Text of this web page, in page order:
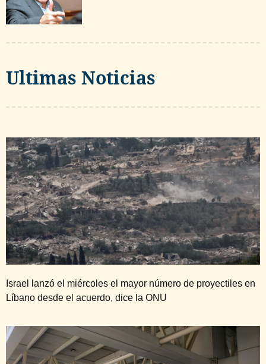
Ultimas Noticias
Israel lanzó el miércoles el mayor número de proyectiles en
Líbano desde el acuerdo, dice la ONU